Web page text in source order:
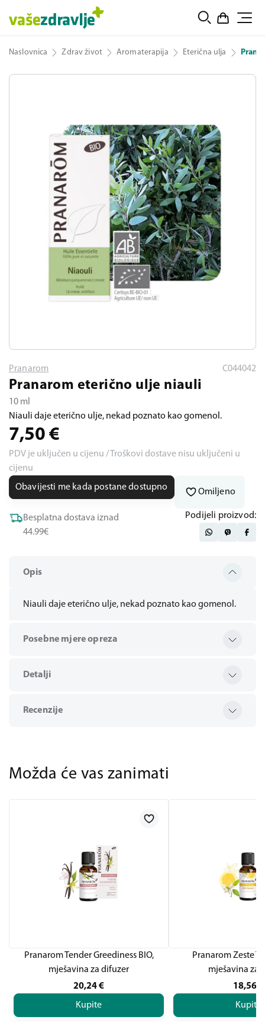
Naslovnica Zdrav život Aromaterapija Eterična ulja
Opis
Niauli daje eterično ulje, nekad poznato kao gomenol.
Posebne mjere opreza
Detalji
Recenzije
Pranarom C044042
Pranarom eterično ulje niauli
10 ml
Niauli daje eterično ulje, nekad poznato kao gomenol.
7,50 €
PDV je uključen u cijenu / Troškovi dostave nisu uključeni u
cijenu
Obavijesti me kada postane dostupno
Omiljeno
Besplatna dostava iznad
44.99€
Podijeli proizvod:
Možda će vas zanimati
Pranarom Tender Greediness BIO,
mješavina za difuzer
20,24€
Kupite
Pranarom Zeste
mješavina za
18,56
Kupite